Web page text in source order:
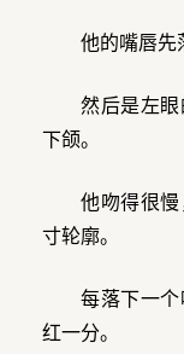
他的嘴唇先
然后是左眼
下颌。
他吻得很
寸轮廓。
每落下一
红一分。